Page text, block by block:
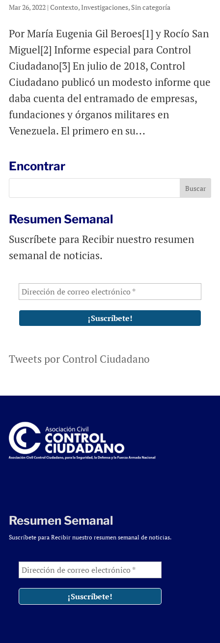
Mar 26, 2022| Contexto,Investigaciones, Sin categoría
Por María Eugenia Gil Beroes[1] y Rocío San
Miguel[2] Informe especial para Control
Ciudadano[3] En julio de 2018, Control
Ciudadano publicó un modesto informe que
daba cuenta del entramado de empresas,
fundaciones y órganos militares en
Venezuela. El primero en su...
Encontrar
Resumen Semanal
Suscríbete para Recibir nuestro resumen
semanal de noticias.
Tweets por Control Ciudadano
Resumen Semanal
Suscríbete para Recibir nuestro resumen semanal de noticias.